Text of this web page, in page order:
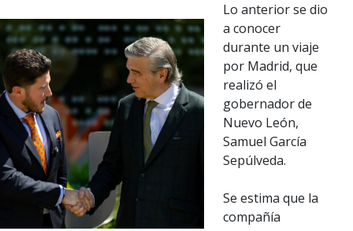
Lo anterior se dio
a conocer
durante un viaje
por Madrid, que
realizó el
gobernador de
Nuevo León,
Samuel García
Sepúlveda.
Se estima que la
compañía